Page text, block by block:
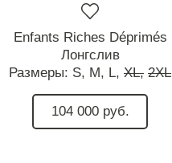
Enfants Riches Déprimés
Лонгслив
Размеры: S, M, L, XL, 2XL
104 000 руб.